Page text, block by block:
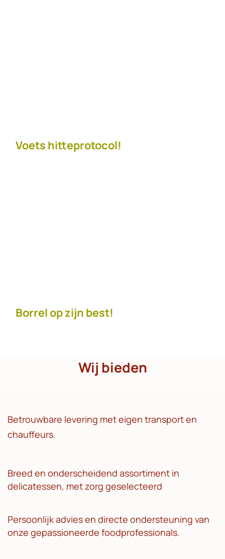
Voets hitteprotocol!
Borrel op zijn best!
Wij bieden
​Betrouwbare levering met eigen transport en
chauffeurs.
Breed en onderscheidend assortiment in
delicatessen, met zorg geselecteerd
Persoonlijk advies en directe ondersteuning van
onze gepassioneerde foodprofessionals.